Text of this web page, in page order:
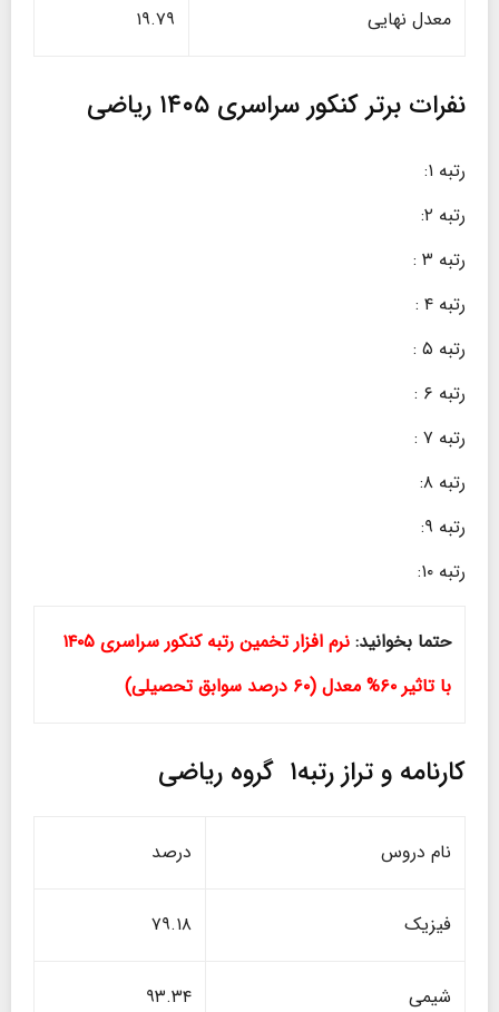
معدل نهایی ۱۹.۷۹
نفرات برتر کنکور سراسری ۱۴۰۵ ریاضی
رتبه ۱:
رتبه ۲:
رتبه ۳ :
رتبه ۴ :
رتبه ۵ :
رتبه ۶ :
رتبه ۷ :
رتبه ۸:
رتبه ۹:
رتبه ۱۰:
حتما بخوانید:
نرم افزار تخمین رتبه کنکور سراسری ۱۴۰۵
با تاثیر ۶۰% معدل (۶۰ درصد سوابق تحصیلی)
کارنامه و تراز رتبه۱ گروه ریاضی
نام دروس درصد
فیزیک ۷۹.۱۸
شیمی ۹۳.۳۴